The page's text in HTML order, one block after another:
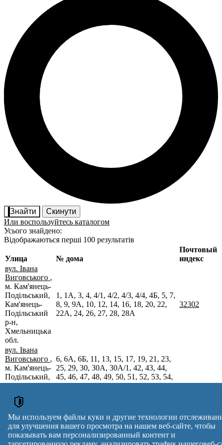
Знайти
Скинути
Или воспользуйтесь каталогом
Усього знайдено:
Відображаються перші 100 результатів
Почтовые индексы Украины. Обновлено : 27-07-2026.
Улица № дома
Почтовый
индекс
вул. Івана
Виговського ,
м. Кам'янець-
Подільський,
Кам'янець-
Подільський
р-н,
Хмельницька
обл.
1, 1А, 3, 4, 4/1, 4/2, 4/3, 4/4, 4Б, 5, 7,
8, 9, 9А, 10, 12, 14, 16, 18, 20, 22,
22А, 24, 26, 27, 28, 28А
32302
вул. Івана
Виговського ,
м. Кам'янець-
Подільський,
Кам'янець-
Подільський
р-н,
Хмельницька
обл.
6, 6А, 6Б, 11, 13, 15, 17, 19, 21, 23,
25, 29, 30, 30А, 30А/1, 42, 43, 44,
45, 46, 47, 48, 49, 50, 51, 52, 53, 54,
55, 56, 57, 58, 59, 60, 61, 62, 63, 64,
32302
Вулиця № будинків Індекс
Мы используем файлы куки и другие технологии
для улучшения вашего просмотра на нашем веб-сайте, чтобы
показывать вам персонализированный контент и